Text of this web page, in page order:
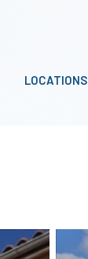
LOCATIONS